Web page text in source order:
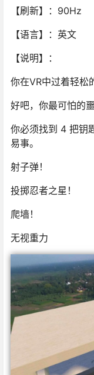
【刷新】：90Hz
【语言】：英文
【说明】：
你在VR中过着轻松
好吧，你最可怕的
你必须找到 4 把钥
易事。
射子弹！
投掷忍者之星！
爬墙！
无视重力